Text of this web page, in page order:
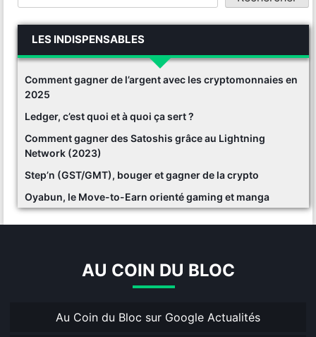
LES INDISPENSABLES
Comment gagner de l’argent avec les cryptomonnaies en
2025
Ledger, c’est quoi et à quoi ça sert ?
Comment gagner des Satoshis grâce au Lightning
Network (2023)
Step’n (GST/GMT), bouger et gagner de la crypto
Oyabun, le Move-to-Earn orienté gaming et manga
AU COIN DU BLOC
Au Coin du Bloc sur Google Actualités